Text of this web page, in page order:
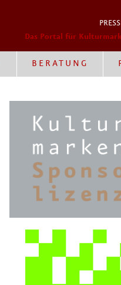
Das Portal für
BERATUNG